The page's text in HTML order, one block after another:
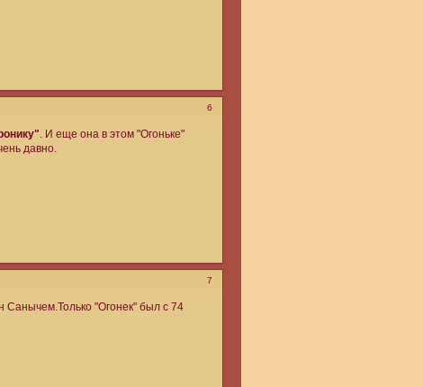
6
. И еще она в этом "Огоньке"
давно.
7
Санычем.Только "Огонек" был с 74